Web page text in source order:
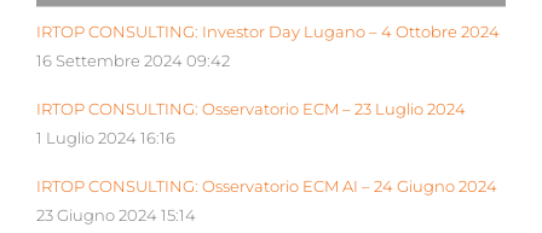
IRTOP CONSULTING: Investor Day Lugano – 4 Ottobre 2024
16 Settembre 2024 09:42
IRTOP CONSULTING: Osservatorio ECM – 23 Luglio 2024
1 Luglio 2024 16:16
IRTOP CONSULTING: Osservatorio ECM AI – 24 Giugno 2024
23 Giugno 2024 15:14